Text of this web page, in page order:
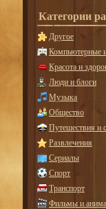
Категории
Другое
Компьютерные
Красота и
Люди и блоги
Музыка
Общество
Путешествия и
Развлечения
Сериалы
Спорт
Транспорт
Фильмы и